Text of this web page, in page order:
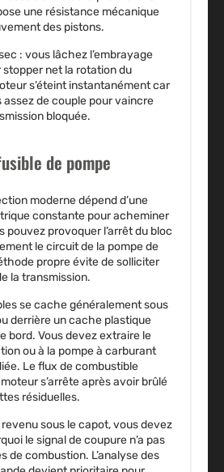
une résistance mécanique
des pistons.
: vous lâchez l’embrayage
net la rotation du
s’éteint instantanément car
assez de couple pour vaincre
bloquée.
de pompe
moderne dépend d’une
constante pour acheminer
pouvez provoquer l’arrêt du bloc
le circuit de la pompe de
propre évite de solliciter
la transmission.
se cache généralement sous
derrière un cache plastique
bord. Vous devez extraire le
ou à la pompe à carburant
Le flux de combustible
s’arrête après avoir brûlé
résiduelles.
sous le capot, vous devez
le signal de coupure n’a pas
de combustion. L’analyse des